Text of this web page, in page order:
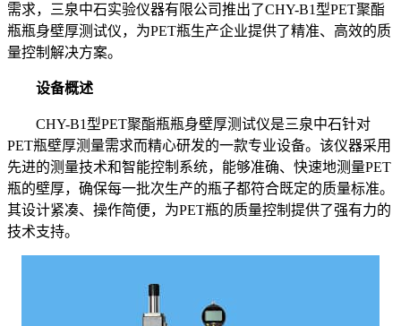
需求，三泉中石实验仪器有限公司推出了CHY-B1型PET聚酯
瓶瓶身壁厚测试仪，为PET瓶生产企业提供了精准、高效的质
量控制解决方案。
设备概述
CHY-B1型PET聚酯瓶瓶身壁厚测试仪是三泉中石针对
PET瓶壁厚测量需求而精心研发的一款专业设备。该仪器采用
先进的测量技术和智能控制系统，能够准确、快速地测量PET
瓶的壁厚，确保每一批次生产的瓶子都符合既定的质量标准。
其设计紧凑、操作简便，为PET瓶的质量控制提供了强有力的
技术支持。